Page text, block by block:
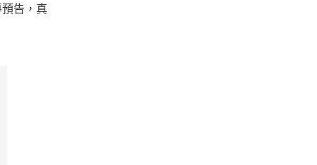
告，真